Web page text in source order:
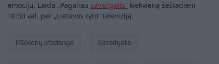
emocijų. Laida „Pagaliau savaitgalis“ kiekvieną šeštadienį
10:30 val. per „Lietuvos ryto“ televiziją.
Pūčkorių atodanga savaitgalis